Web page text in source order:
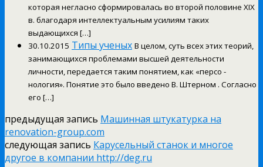
которая негласно сформировалась во второй половине XIX
в. благодаря интеллектуальным усилиям таких
выдающихся […]
30.10.2015 Типы ученых В целом, суть всех этих теорий,
занимающихся проблемами высшей деятельности
личности, передается таким понятием, как «персо -
нология». Понятие это было введено В. Штерном . Согласно
его […]
предыдущая запись Машинная штукатурка на
renovation-group.com
следующая запись Карусельный станок и многое
другое в компании http://deg.ru